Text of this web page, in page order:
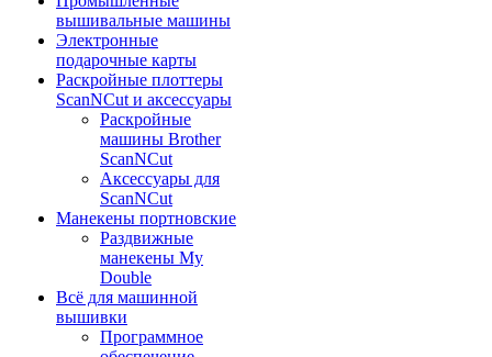
вышивальные машины
Электронные
подарочные карты
Раскройные плоттеры
ScanNCut и аксессуары
Раскройные
машины Brother
ScanNCut
Аксессуары для
ScanNCut
Манекены портновские
Раздвижные
манекены My
Double
Всё для машинной
вышивки
Программное